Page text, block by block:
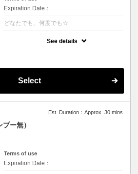
Expiration Date：
どなたでも、何度でも☆
りを治すことができます。
See details
Select
Est. Duration：Approx. 30 mins
ー無）
Terms of use
Expiration Date：